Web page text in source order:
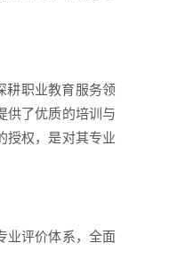
耕职业教育服务领
供了优质的培训与
授权，是对其专业
业评价体系，全面